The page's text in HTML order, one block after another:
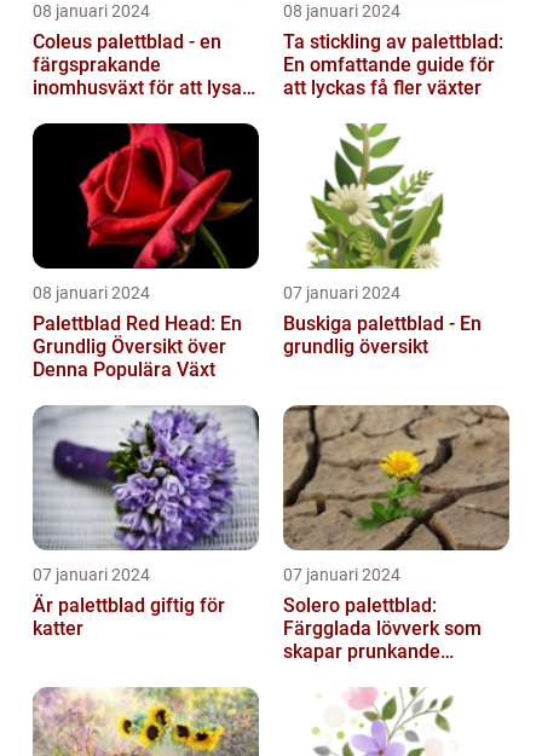
08 januari 2024
Coleus palettblad - en
färgsprakande
inomhusväxt för att lysa
08 januari 2024
Ta stickling av palettblad:
En omfattande guide för
att lyckas få fler växter
08 januari 2024
Palettblad Red Head: En
Grundlig Översikt över
Denna Populära Växt
07 januari 2024
Buskiga palettblad - En
grundlig översikt
07 januari 2024
Är palettblad giftig för
katter
07 januari 2024
Solero palettblad:
Färgglada lövverk som
skapar prunkande